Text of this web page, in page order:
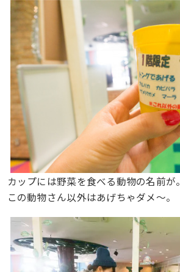
カップには野菜を食べる動物の名前が。
この動物さん以外はあげちゃダメ〜。